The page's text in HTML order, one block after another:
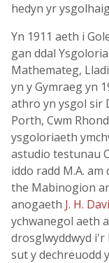
hedyn yr
Yn 1911 aeth i
gan ddal
Mathemateg,
yn y Gymraeg yn
athro yn ysgol sir
Porth, Cwm
ysgoloriaeth
astudio testunau
iddo radd M.A.
the Mabinogion
anogaeth J. H.
ychwanegol aeth
drosglwyddwyd i'r
sut y dechreuodd